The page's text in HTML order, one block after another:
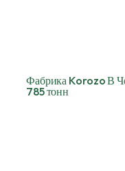
Фабрика Korozo В
785 тонн